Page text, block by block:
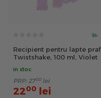
Recipient pentru lapte praf
Twistshake, 100 ml, Violet
in stoc
PRP: 2700 lei
2200 lei